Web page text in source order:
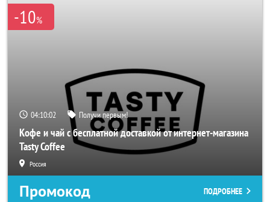
-10%
04:10:00 Получи первым!
Кофе и чай с бесплатной доставкой от интернет-магазина
Tasty Coffee
Россия
Промокод ПОДРОБНЕЕ